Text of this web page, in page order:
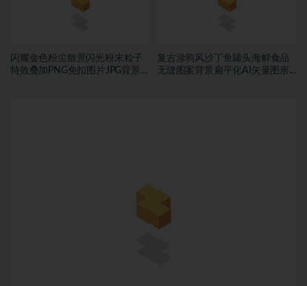
闪耀金色粉尘散景闪光粉末粒子
特效叠加PNG免扣图片JPG背景素
复古涂鸦风沙丁鱼罐头海鲜食品
无缝图案背景扁平化AI矢量图形